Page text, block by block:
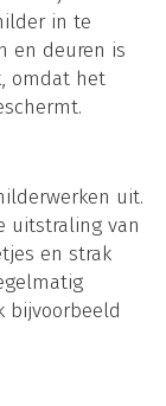
in te
en deuren is
omdat het
uit.
uitstraling van
en strak
bijvoorbeeld